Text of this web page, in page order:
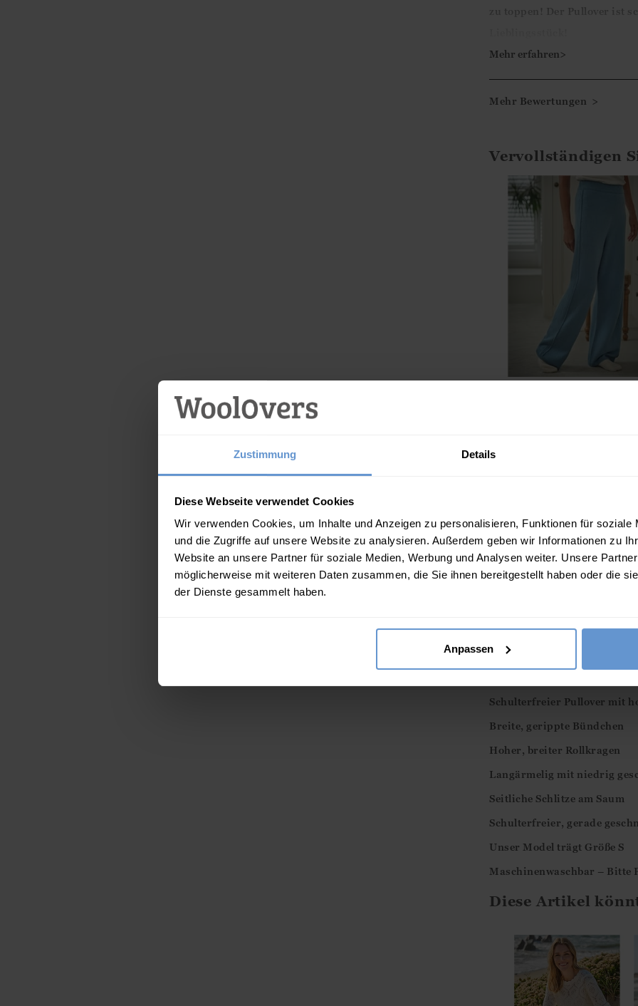
Zustimmung Details
Diese Webseite verwendet Cookies
Wir verwenden Cookies, um Inhalte und Anzeigen zu personalisieren, Funktionen für soziale
und die Zugriffe auf unsere Website zu analysieren. Außerdem geben wir Informationen zu
Website an unsere Partner für soziale Medien, Werbung und Analysen weiter. Unsere
möglicherweise mit weiteren Daten zusammen, die Sie ihnen bereitgestellt haben oder die
der Dienste gesammelt haben.
Anpassen
dass Ihnen der Pullover so
Liebe Grüße
Ismini
Mehr erfahren>
Mehr Bewertungen >
Vervollständigen
Genießen Sie luxuriösen
wunderschönen, locker
Hergestellt aus 100 %
Tragegefühl – perfekt für
elegante hohe Kragen
Kombinieren Sie ihn mit
einen schicken,
Eigenschaften
Schulterfreier Pullover mit
Breite, gerippte Bündchen
Hoher, breiter Rollkragen
Langärmelig mit niedrig
Seitliche Schlitze am Saum
Schulterfreier, gerade
Unser Model trägt Größe S
Maschinenwaschbar – Bitte
Diese Artikel